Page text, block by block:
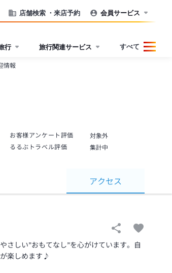
店舗検索 ・来店予約 会員サービス
行 旅行関連サービス すべて
情報
お客様アンケート評価
対象外
るるぶトラベル評価
集計中
アクセス
さしい”おもてなし”を心がけています。自
楽しめます♪